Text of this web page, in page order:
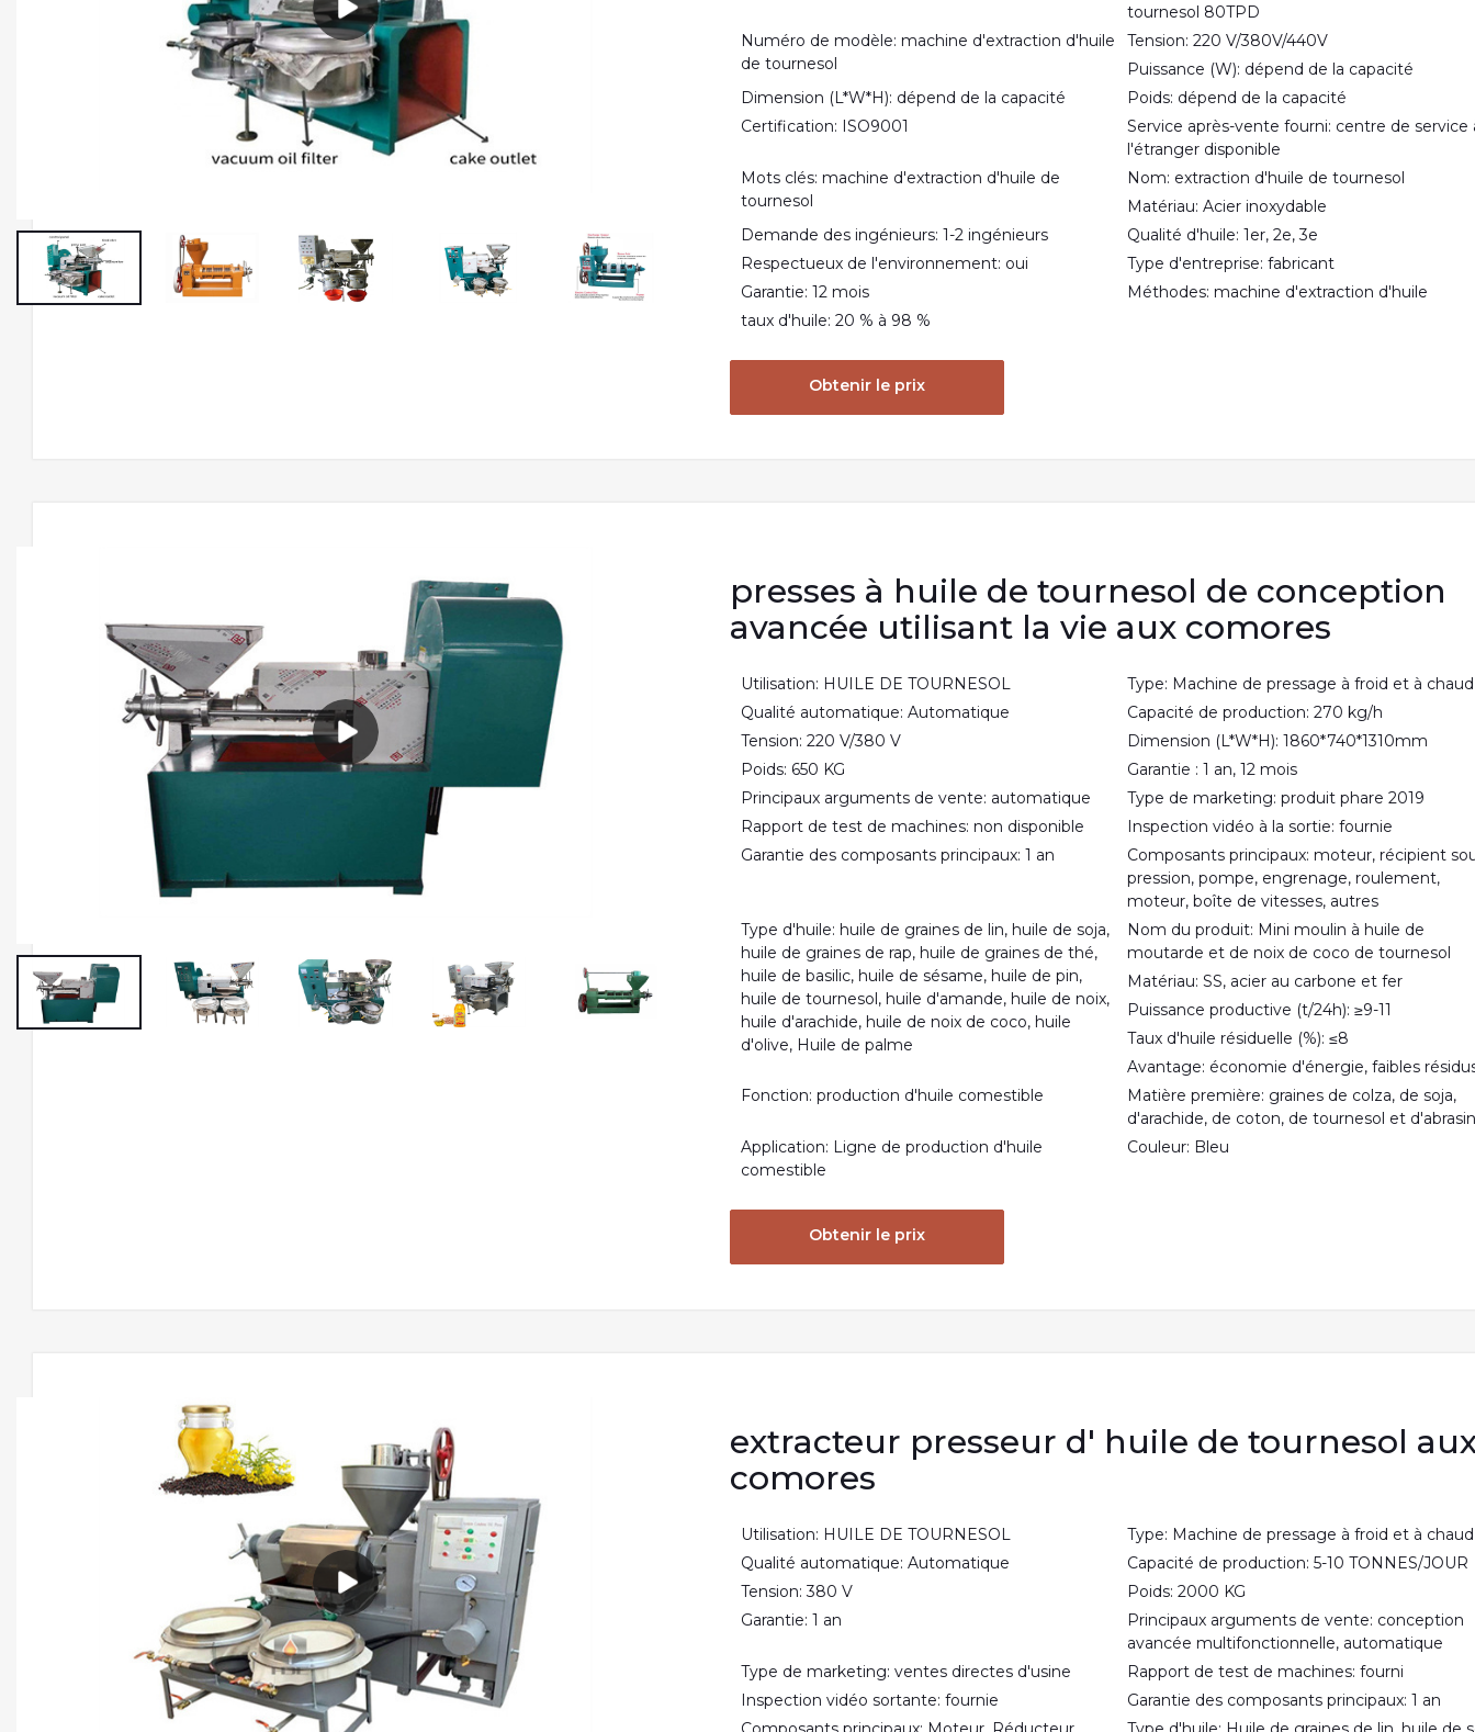
tournesol 80TPD
Numéro de modèle: machine d'extraction d'huile
de tournesol
Tension: 220 V/380V/440V
Puissance (W): dépend de la capacité
Dimension (L*W*H): dépend de la capacité
Poids: dépend de la capacité
Certification: ISO9001
Service après-vente fourni: centre de service
l'étranger disponible
Mots clés: machine d'extraction d'huile de
tournesol
Nom: extraction d'huile de tournesol
Matériau: Acier inoxydable
Demande des ingénieurs: 1-2 ingénieurs
Qualité d'huile: 1er, 2e, 3e
Respectueux de l'environnement: oui
Type d'entreprise: fabricant
Garantie: 12 mois
Méthodes: machine d'extraction d'huile
taux d'huile: 20 % à 98 %
Obtenir le prix
presses à huile de tournesol de conception
avancée utilisant la vie aux comores
Utilisation: HUILE DE TOURNESOL
Type: Machine de pressage à froid et à chaud
Qualité automatique: Automatique
Capacité de production: 270 kg/h
Tension: 220 V/380 V
Dimension (L*W*H): 1860*740*1310mm
Poids: 650 KG
Garantie : 1 an, 12 mois
Principaux arguments de vente: automatique
Type de marketing: produit phare 2019
Rapport de test de machines: non disponible
Inspection vidéo à la sortie: fournie
Garantie des composants principaux: 1 an
Composants principaux: moteur, récipient
pression, pompe, engrenage, roulement,
moteur, boîte de vitesses, autres
Type d'huile: huile de graines de lin, huile de soja,
huile de graines de rap, huile de graines de thé,
huile de basilic, huile de sésame, huile de pin,
huile de tournesol, huile d'amande, huile de noix,
huile d'arachide, huile de noix de coco, huile
d'olive, Huile de palme
Nom du produit: Mini moulin à huile de
moutarde et de noix de coco de tournesol
Matériau: SS, acier au carbone et fer
Puissance productive (t/24h): ≥9-11
Taux d'huile résiduelle (%): ≤8
Avantage: économie d'énergie, faibles
Fonction: production d'huile comestible
Matière première: graines de colza, de soja,
d'arachide, de coton, de tournesol et
Application: Ligne de production d'huile
comestible
Couleur: Bleu
Obtenir le prix
extracteur presseur d' huile de tournesol
comores
Utilisation: HUILE DE TOURNESOL
Type: Machine de pressage à froid et à chaud
Qualité automatique: Automatique
Capacité de production: 5-10 TONNES/JOUR
Tension: 380 V
Poids: 2000 KG
Garantie: 1 an
Principaux arguments de vente: conception
avancée multifonctionnelle, automatique
Type de marketing: ventes directes d'usine
Rapport de test de machines: fourni
Inspection vidéo sortante: fournie
Garantie des composants principaux: 1 an